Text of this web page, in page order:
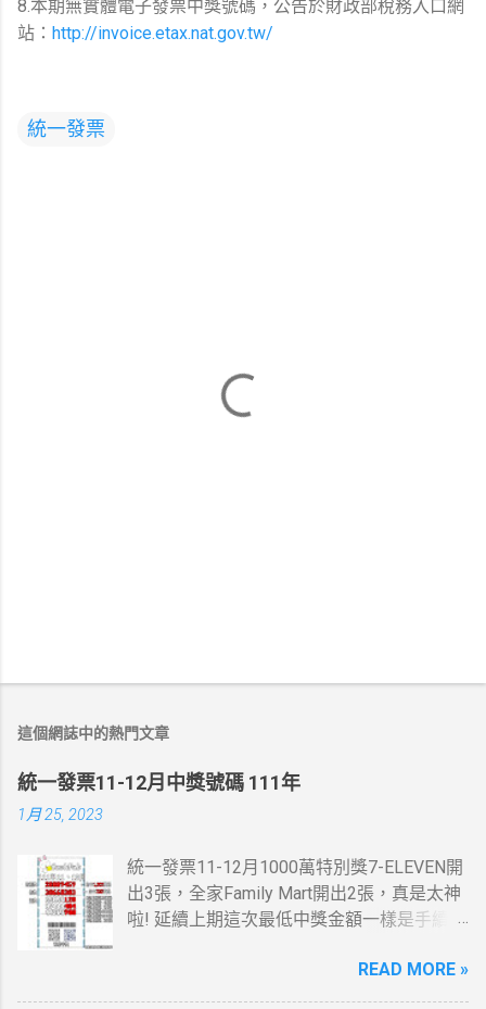
8.本期無實體電子發票中獎號碼，公告於財政部稅務入口網
站： http://invoice.etax.nat.gov.tw/
統一發票
這個網誌中的熱門文章
統一發票11-12月中獎號碼 111年
1月 25, 2023
統一發票11-12月1000萬特別獎7-ELEVEN開
出3張，全家Family Mart開出2張，真是太神
啦! 延續上期這次最低中獎金額一樣是手續
萬特獎7-ELEVEN跟全家Family Mar又有貢獻
了，這些地方我都有去， 最幸運的人是花20
READ MORE »